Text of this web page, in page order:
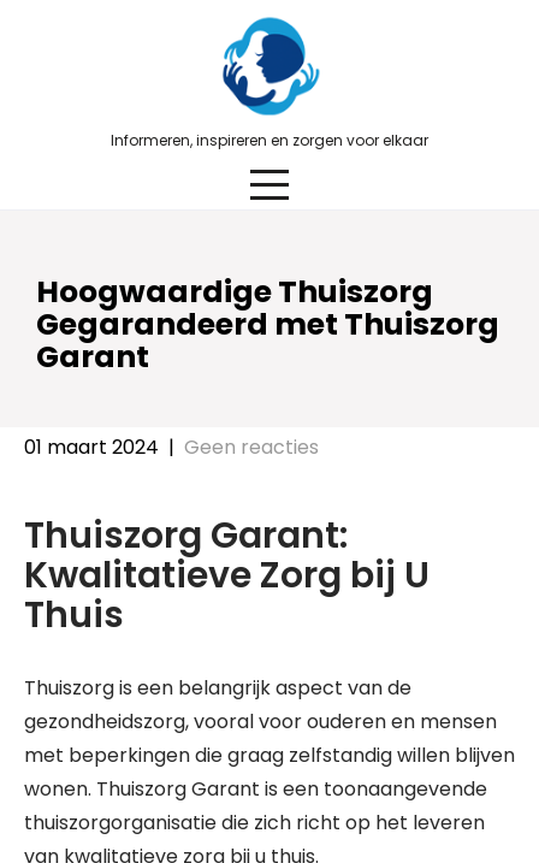
Informeren, inspireren en zorgen voor elkaar
Hoogwaardige Thuiszorg
Gegarandeerd met Thuiszorg
Garant
01 maart 2024 | Geen reacties
Thuiszorg Garant:
Kwalitatieve Zorg bij U
Thuis
Thuiszorg is een belangrijk aspect van de
gezondheidszorg, vooral voor ouderen en mensen
met beperkingen die graag zelfstandig willen blijven
wonen. Thuiszorg Garant is een toonaangevende
thuiszorgorganisatie die zich richt op het leveren
van kwalitatieve zorg bij u thuis.